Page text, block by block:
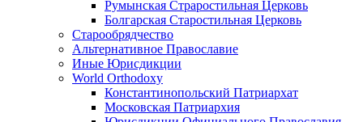
Румынская Страростильная Церковь
Болгарская Старостильная Церковь
Старообрядчество
Альтернативное Православие
Иные Юрисдикции
World Orthodoxy
Константинопольский Патриархат
Московская Патриархия